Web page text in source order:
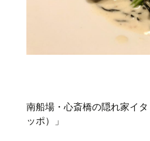
南船場・心斎橋の隠れ家イ
ッポ）」